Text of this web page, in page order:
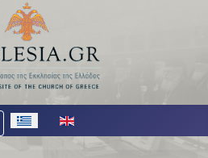
Επιλέξτε τη γλώσσα σας